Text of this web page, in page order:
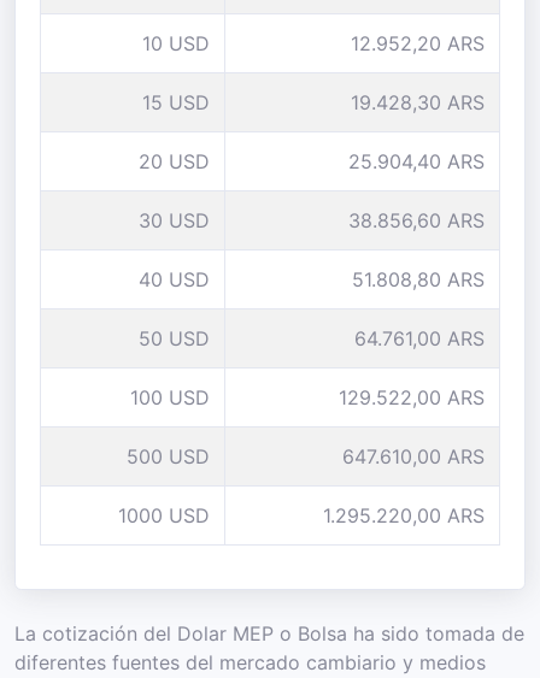
10 USD 12.952,20 ARS
15 USD 19.428,30 ARS
20 USD 25.904,40 ARS
30 USD 38.856,60 ARS
40 USD 51.808,80 ARS
50 USD 64.761,00 ARS
100 USD 129.522,00 ARS
500 USD 647.610,00 ARS
1000 USD 1.295.220,00 ARS
La cotización del Dolar MEP o Bolsa ha sido tomada de
diferentes fuentes del mercado cambiario y medios